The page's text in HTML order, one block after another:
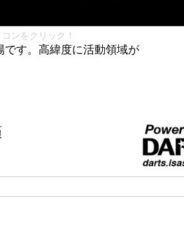
ンをクリック！
です。高緯度に活動領域が